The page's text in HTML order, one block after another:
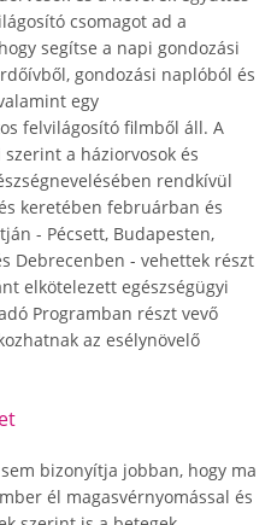
csomagot ad a
segítse a napi gondozási
gondozási naplóból és
egy
felvilágosító filmből áll. A
a háziorvosok és
rendkívül
keretében februárban és
- Pécsett, Budapesten,
Debrecenben - vehettek részt
elkötelezett egészségügyi
Programban részt vevő
az esélynövelő
bizonyítja jobban, hogy ma
él magasvérnyomással és